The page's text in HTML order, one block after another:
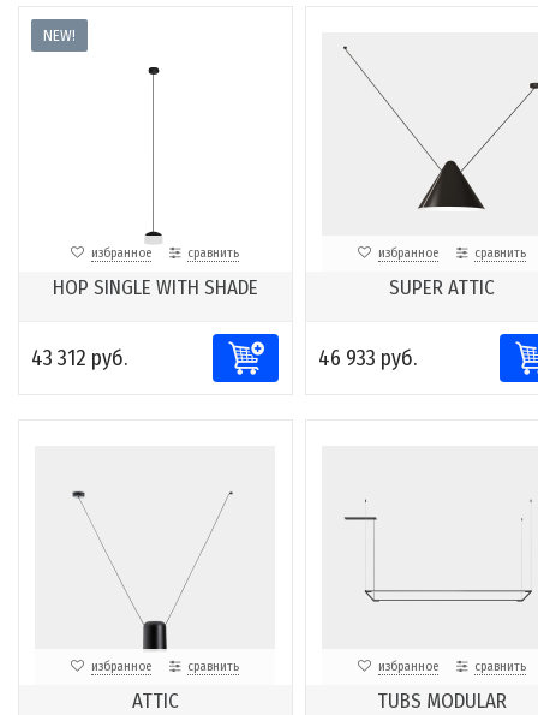
NEW!
избранное сравнить
HOP SINGLE WITH SHADE
43 312 руб.
избранное сравнить
SUPER ATTIC
46 933 руб.
избранное сравнить
ATTIC
избранное сравнить
TUBS MODULAR